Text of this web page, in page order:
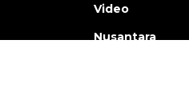
Video
Nusantara